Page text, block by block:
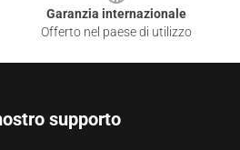
Garanzia internazionale
Offerto nel paese di utilizzo
supporto